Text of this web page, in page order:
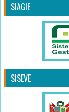
SIAGIE
SISEVE